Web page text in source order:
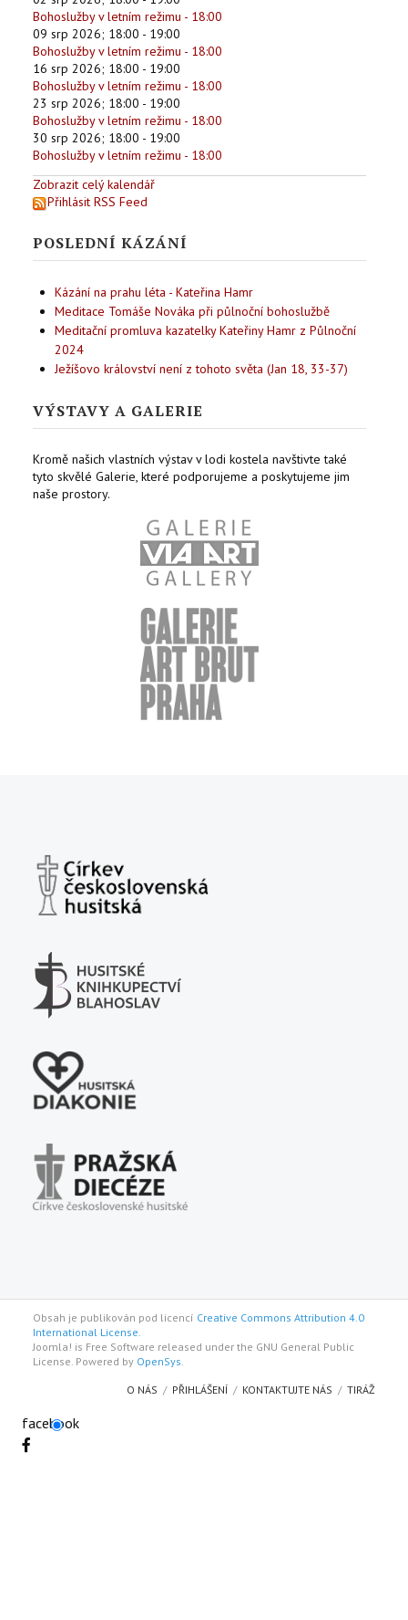
Bohoslužby v letním režimu - 18:00
09 srp 2026; 18:00 - 19:00
Bohoslužby v letním režimu - 18:00
16 srp 2026; 18:00 - 19:00
Bohoslužby v letním režimu - 18:00
23 srp 2026; 18:00 - 19:00
Bohoslužby v letním režimu - 18:00
30 srp 2026; 18:00 - 19:00
Bohoslužby v letním režimu - 18:00
Zobrazit celý kalendář
Přihlásit RSS Feed
POSLEDNÍ KÁZÁNÍ
Kázání na prahu léta - Kateřina Hamr
Meditace Tomáše Nováka při půlnoční bohoslužbě
Meditační promluva kazatelky Kateřiny Hamr z Půlnoční
2024
Ježíšovo království není z tohoto světa (Jan 18, 33-37)
VÝSTAVY A GALERIE
Kromě našich vlastních výstav v lodi kostela navštivte také
tyto skvělé Galerie, které podporujeme a poskytujeme jim
naše prostory.
Obsah je publikován pod licencí Creative Commons Attribution 4.0
International License.
Joomla! is Free Software released under the GNU General Public
License. Powered by OpenSys
O NÁS PŘIHLÁŠENÍ KONTAKTUJTE NÁS TIRÁŽ
facebook